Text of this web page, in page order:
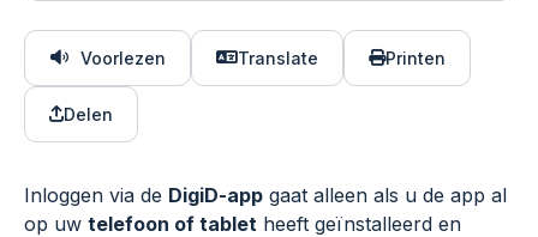
Voorlezen Translate Printen
Delen
Inloggen via de DigiD-app gaat alleen als u de app al
op uw telefoon of tablet heeft geïnstalleerd en